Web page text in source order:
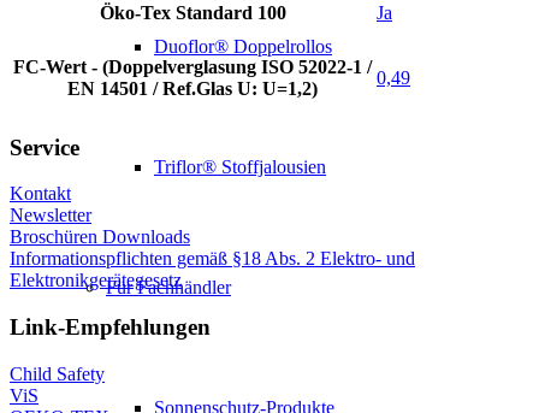
Duoflor® Doppelrollos
Triflor® Stoffjalousien
Für Fachhändler
Sonnenschutz-Produkte
Öko-Tex Standard 100 Ja
FC-Wert - (Doppelverglasung ISO 52022-1 /
EN 14501 / Ref.Glas U: U=1,2)
0,49
Service
Kontakt
Newsletter
Broschüren Downloads
Informationspflichten gemäß §18 Abs. 2 Elektro- und
Elektronikgerätegesetz
Link-Empfehlungen
Child Safety
ViS